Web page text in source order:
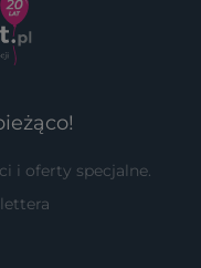
i oferty specjalne.